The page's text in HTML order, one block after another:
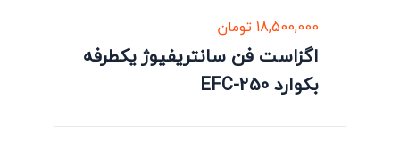
18,500,000تومان
اگزاست فن سانتریفیوژ یکطرفه
بکوارد EFC-250